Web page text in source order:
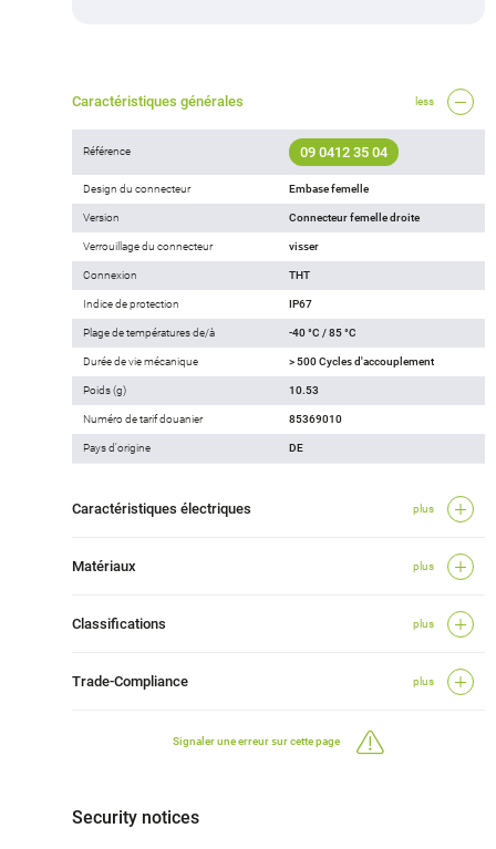
Caractéristiques générales less
Référence 09 0412 35 04
Design du connecteur Embase femelle
Version Connecteur femelle droite
Verrouillage du connecteur visser
Connexion THT
Indice de protection IP67
Plage de températures de/à -40 °C / 85 °C
Durée de vie mécanique > 500 Cycles d'accouplement
Poids (g) 10.53
Numéro de tarif douanier 85369010
Pays d'origine DE
Caractéristiques électriques plus
Matériaux plus
Classifications plus
Trade-Compliance plus
Signaler une erreur sur cette page
Security notices